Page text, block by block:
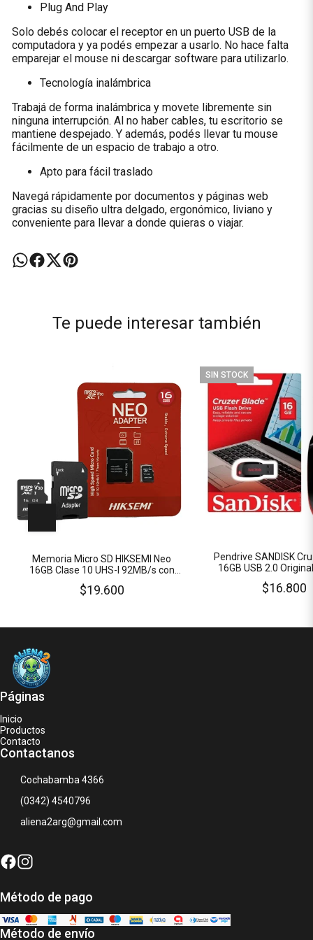
Plug And Play
Solo debés colocar el receptor en un puerto USB de la
computadora y ya podés empezar a usarlo. No hace falta
emparejar el mouse ni descargar software para utilizarlo.
Tecnología inalámbrica
Trabajá de forma inalámbrica y movete libremente sin
ninguna interrupción. Al no haber cables, tu escritorio se
mantiene despejado. Y además, podés llevar tu mouse
fácilmente de un espacio de trabajo a otro.
Apto para fácil traslado
Navegá rápidamente por documentos y páginas web
gracias su diseño ultra delgado, ergonómico, liviano y
conveniente para llevar a donde quieras o viajar.
Te puede interesar también
Memoria Micro SD HIKSEMI Neo
16GB Clase 10 UHS-I 92MB/s con
Adaptador a SD
$19.600
SIN STOCK
Pendrive SANDISK
16GB USB 2.0
$16.800
Páginas
Inicio
Productos
Contacto
Contactanos
Cochabamba 4366
(0342) 4540796
aliena2arg@gmail.com
Método de pago
Método de envío